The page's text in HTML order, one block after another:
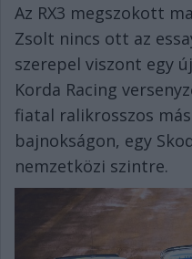
Az RX3 megszokott
Zsolt nincs ott az
szerepel viszont egy
Korda Racing
fiatal ralikrosszos
bajnokságon, egy
nemzetközi szintre.